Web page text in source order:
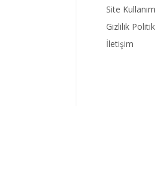
Site
Gizlilik
İletişim